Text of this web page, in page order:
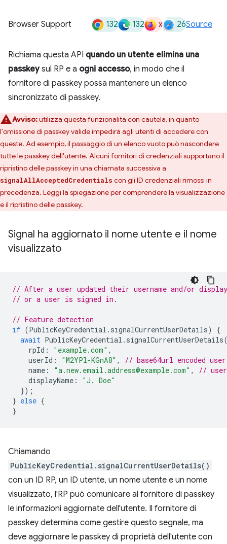
Browser Support 132 132 x 26Source
Richiama questa API quando un utente elimina una
passkeysul RP e a ogni accesso, in modo che il
fornitore di passkey possa mantenere un elenco
sincronizzato di passkey.
Avviso:utilizza questa funzionalità con cautela, in quanto
l'omissione di passkey valide impedirà agli utenti di accedere con
queste. Ad esempio, il passaggio di un elenco vuoto può nascondere
tutte le passkey dell'utente. Alcuni fornitori di credenziali supportano il
ripristino delle passkey in una chiamata successiva a
signalAllAcceptedCredentials con gli ID credenziali rimossi in
precedenza. Leggi la spiegazione per comprendere la visualizzazione
e il ripristino delle passkey.
Signal ha aggiornato il nome utente e il nome
visualizzato
// After a user updated their username and/or display
// or a user is signed in.
// Feature detection
if (PublicKeyCredential . signalCurrentUserDetails)
{
await PublicKeyCredential . signalCurrentUserDetails
rpId : "example.com" ,
userId : "M2YPl-KGnA8" ,
// base64url encoded
name : "a.new.email.address@example.com" ,
//
displayName :
"J. Doe"
});
} else {
}
Chiamando
PublicKeyCredential.signalCurrentUserDetails()
con un ID RP, un ID utente, un nome utente e un nome
visualizzato, l'RP può comunicare al fornitore di passkey
le informazioni aggiornate dell'utente. Il fornitore di
passkey determina come gestire questo segnale, ma
deve aggiornare le passkey di proprietà dell'utente con